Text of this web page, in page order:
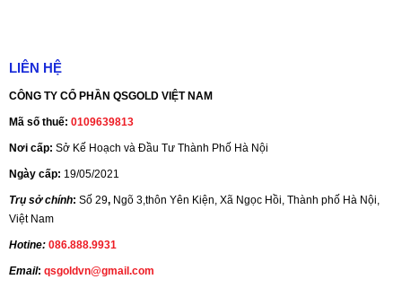
LIÊN HỆ
CÔNG TY CỔ PHẦN QSGOLD VIỆT NAM
Mã số thuế: 0109639813
Nơi cấp: Sở Kế Hoạch và Đầu Tư Thành Phố Hà Nội
Ngày cấp: 19/05/2021
Trụ sở chính: Số 29, Ngõ 3,thôn Yên Kiện, Xã Ngọc Hồi, Thành phố Hà Nội,
Việt Nam
Hotine: 086.888.9931
Email: qsgoldvn@gmail.com